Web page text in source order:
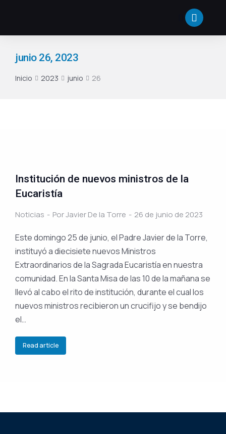
junio 26, 2023
Estás aquí:
Inicio 2023 junio 26
Institución de nuevos ministros de la
Eucaristía
Noticias PorJavier De la Torre 26 de junio de 2023
Este domingo 25 de junio, el Padre Javier de la Torre,
instituyó a diecisiete nuevos Ministros
Extraordinarios de la Sagrada Eucaristía en nuestra
comunidad. En la Santa Misa de las 10 de la mañana se
llevó al cabo el rito de institución, durante el cual los
nuevos ministros recibieron un crucifijo y se bendijo
el…
Read article